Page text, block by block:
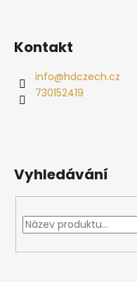
Kontakt
info@hdczech.cz
730152419
Vyhledávání